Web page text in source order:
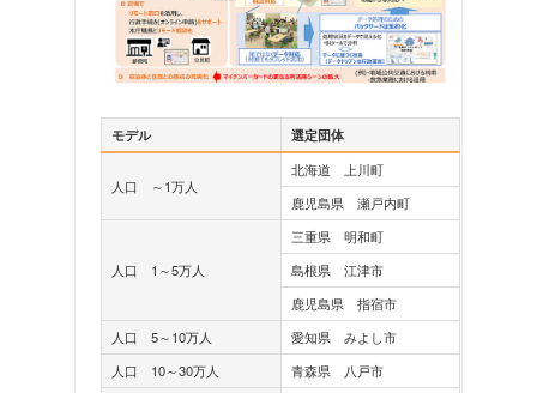
モデル 選定団体
人口 ～1万人
北海道 上川町
鹿児島県 瀬戸内町
人口 1～5万人
三重県 明和町
島根県 江津市
鹿児島県 指宿市
人口 5～10万人
愛知県 みよし市
人口 10～30万人
青森県 八戸市